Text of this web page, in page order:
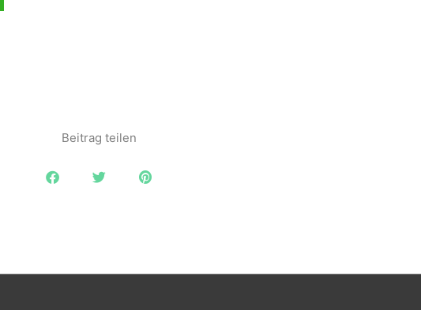
Beitrag teilen